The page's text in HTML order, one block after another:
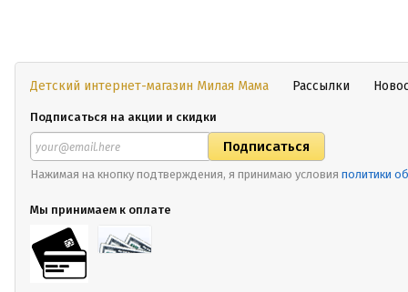
Детский интернет-магазин Милая Мама Рассылки
Подписаться на акции и скидки
Нажимая на кнопку подтверждения, я принимаю условия политики
Мы принимаем к оплате